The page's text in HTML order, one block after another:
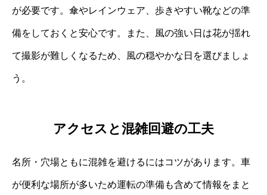
が必要です。傘やレインウェア、歩きやすい靴などの準
備をしておくと安心です。また、風の強い日は花が揺れ
て撮影が難しくなるため、風の穏やかな日を選びましょ
う。
アクセスと混雑回避の工夫
名所・穴場ともに混雑を避けるにはコツがあります。車
が便利な場所が多いため運転の準備も含めて情報をまと